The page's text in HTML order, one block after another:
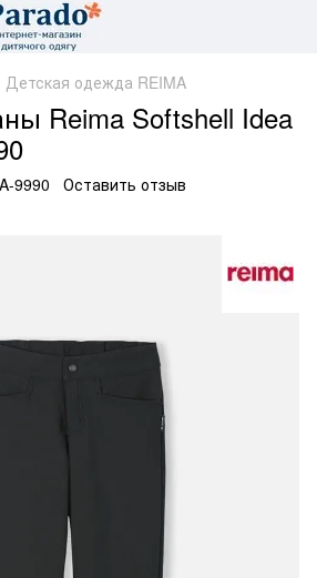
Детская одежда REIMA
Reima Softshell Idea
9990 Оставить отзыв